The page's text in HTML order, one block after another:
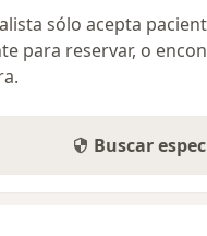
sólo acepta
para reservar, o
Buscar